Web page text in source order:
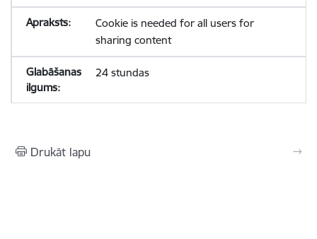
Cookie is needed for all users for
sharing content
24 stundas
Drukāt lapu